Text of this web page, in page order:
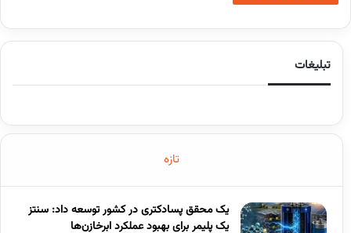
تبلیغات
تازه
یک محقق پسادکتری در کشور توسعه داد: سنتز
یک پلیمر برای بهبود عملکرد ابرخازن‌ها